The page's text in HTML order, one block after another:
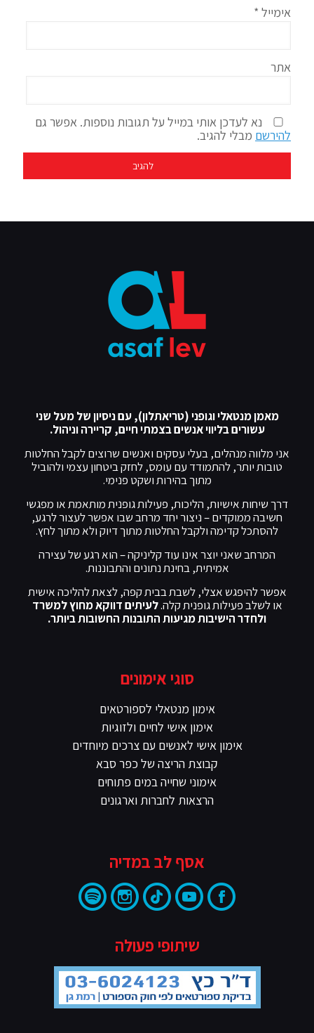
אימייל *
אתר
נא לעדכן אותי במייל על תגובות נוספות. אפשר גם
להירשם מבלי להגיב.
מאמן מנטאלי וגופני (טריאתלון), עם ניסיון של מעל שני
עשורים בליווי אנשים בצמתי חיים, קריירה וניהול.
אני מלווה מנהלים, בעלי עסקים ואנשים שרוצים לקבל החלטות
טובות יותר, להתמודד עם עומס, לחזק ביטחון עצמי ולהוביל
מתוך בהירות ושקט פנימי.
דרך שיחות אישיות, הליכות, פעילות גופנית מותאמת או מפגשי
חשיבה ממוקדים – ניצור יחד מרחב שבו אפשר לעצור לרגע,
להסתכל קדימה ולקבל החלטות מתוך דיוק ולא מתוך לחץ.
המרחב שאני יוצר אינו עוד קליניקה – הוא רגע של עצירה
אמיתית, בחינת נתונים והתבוננות.
אפשר להיפגש אצלי, לשבת בבית קפה, לצאת להליכה אישית
או לשלב פעילות גופנית קלה.לעיתים דווקא מחוץ למשרד
ולחדר הישיבות מגיעות התובנות החשובות ביותר.
סוגי אימונים
אימון מנטאלי לספורטאים
אימון אישי לחיים ולזוגיות
אימון אישי לאנשים עם צרכים מיוחדים
קבוצת הריצה של כפר סבא
אימוני שחייה במים פתוחים
הרצאות לחברות וארגונים
אסף לב במדיה
שיתופי פעולה